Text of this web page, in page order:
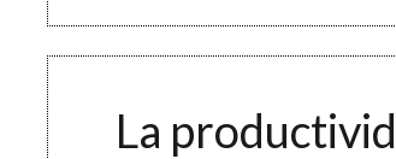
150
personal
La